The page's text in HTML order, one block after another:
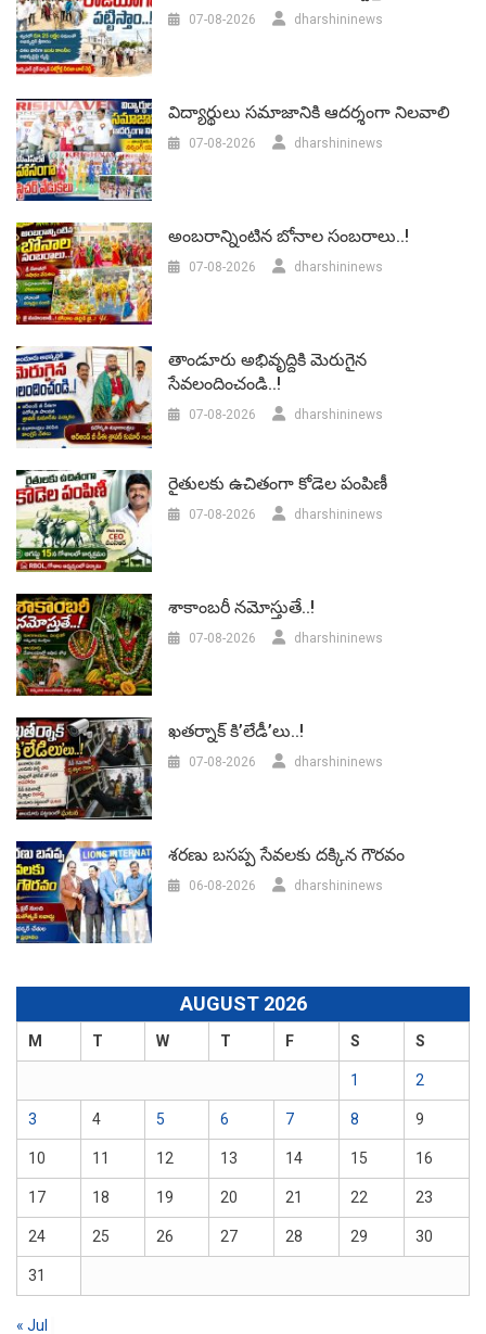
07-08-2026 dharshininews
విద్యార్థులు సమాజానికి ఆదర్శంగా నిలవాలి
07-08-2026 dharshininews
అంబరాన్నింటిన బోనాల సంబరాలు..!
07-08-2026 dharshininews
తాండూరు అభివృద్దికి మెరుగైన
సేవలందించండి..!
07-08-2026 dharshininews
రైతులకు ఉచితంగా కోడెల పంపిణీ
07-08-2026 dharshininews
శాకాంబరీ నమోస్తుతే..!
07-08-2026 dharshininews
ఖతర్నాక్ కి’లేడీ’లు..!
07-08-2026 dharshininews
శరణు బసప్ప సేవలకు దక్కిన గౌరవం
06-08-2026 dharshininews
AUGUST 2026
M T W T F S S
1 2
3 4 5 6 7 8 9
10 11 12 13 14 15 16
17 18 19 20 21 22 23
24 25 26 27 28 29 30
31
« Jul